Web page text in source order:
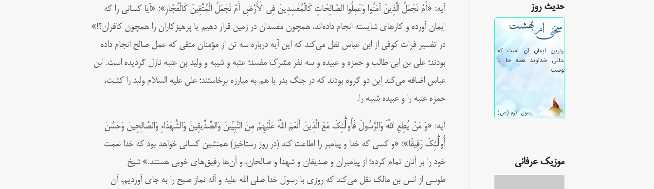
آیه: «أَمْ نَجْعَلُ الَّذِينَ آمَنُوا وَعَمِلُوا الصَّالِحَاتِ كَالْمُفْسِدِينَ فِي الْأَرْضِ أَمْ نَجْعَلُ الْمُتَّقِينَ كَالْفُجَّارِ»؛ «آیا کسانی را که
ایمان آورده و کارهای شایسته انجام داده‌اند، همچون مفسدان در زمین قرار دهیم یا پرهیزکاران را همچون کافران؟!»
در تفسیر فرات کوفی از ابن عباس نقل می‌‌کند که این آیه درباره سه تن از مؤمنان متقی که عمل صالح انجام داده
بودند؛ علی بن ابی طالب و حمزه و عبیده و سه نفر مشرک مفسد؛ عتبه و شیبه و ولید بن عتبه نازل گردیده است. ابن
عباس اضافه می‌‌کند این دو گروه بودند که در جنگ بدر با هم به مبارزه برخاستند؛ علی علیه السلام ولید را کشت،
حمزه عتبه را و عبیده شیبه را.
آیه: «وَ مَنْ يُطِعِ اللَّهَ وَالرَّسُولَ فَأُولَٰئِكَ مَعَ الَّذِينَ أَنْعَمَ اللَّهُ عَلَيْهِمْ مِنَ النَّبِيِّينَ وَالصِّدِّيقِينَ وَالشُّهَدَاءِ وَالصَّالِحِينَ وَحَسُنَ
أُولَٰئِكَ رَفِيقًا»؛ «و کسی که خدا و پیامبر را اطاعت کند (در روز رستاخیز) همنشین کسانی خواهد بود که خدا نعمت
خود را بر آنان تمام کرده؛ از پیامبران و صدیقان و شهدا و صالحان، و آن‌ها رفیق‌های خوبی هستند.» شیخ
طوسی از انس بن مالک نقل می‌‌کند که روزی با رسول خدا صلی الله علیه و آله نماز صبح را به جای آوردیم، آن
حدیث روز
موزیک عرفانی